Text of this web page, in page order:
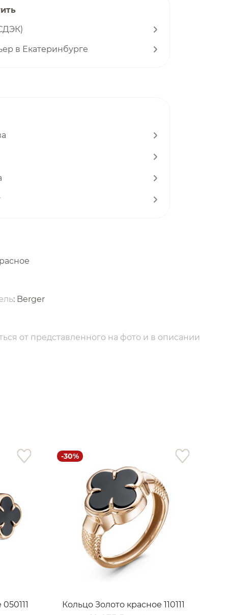
в Екатеринбурге
: Berger
от представленного на фото и в описании
-30%
Кольцо Золото красное 110111